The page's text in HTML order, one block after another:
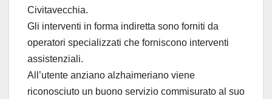
Civitavecchia.
Gli interventi in forma indiretta sono forniti da
operatori specializzati che forniscono interventi
assistenziali.
All’utente anziano alzhaimeriano viene
riconosciuto un buono servizio commisurato al suo